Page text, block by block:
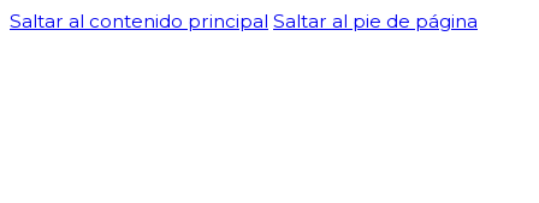
Saltar al contenido principal Saltar al pie de página